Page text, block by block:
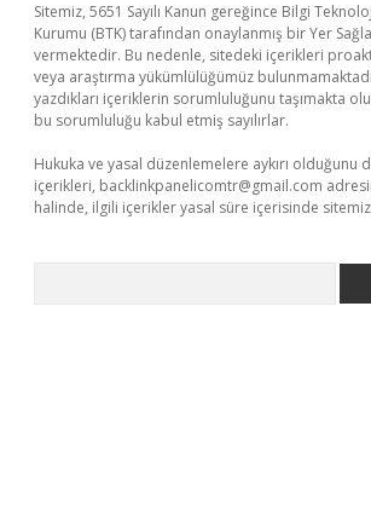
Sitemiz, 5651 Sayılı Kanun gereğince Bilgi
Kurumu (BTK) tarafından onaylanmış bir Yer
vermektedir. Bu nedenle, sitedeki içerikleri
veya araştırma yükümlülüğümüz
yazdıkları içeriklerin sorumluluğunu taşımakta
bu sorumluluğu kabul etmiş sayılırlar.
Hukuka ve yasal düzenlemelere aykırı olduğunu
içerikleri, backlinkpanelicomtr@gmail.com
halinde, ilgili içerikler yasal süre içerisinde